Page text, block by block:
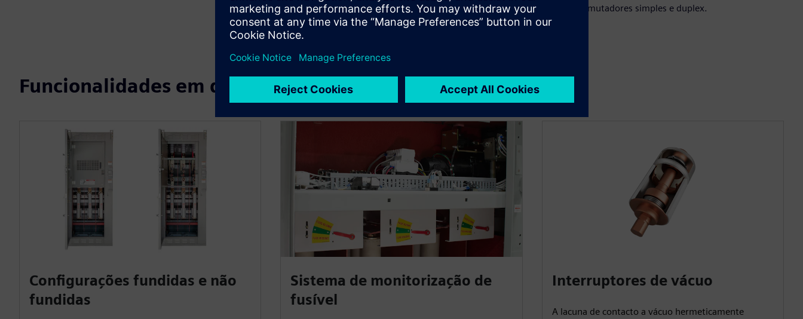
proteção confiável do disjuntor a vácuo.
tipos de comutadores simples e duplex.
Funcionalidades em destaque
Configurações fundidas e não
fundidas
Sistema de monitorização de
fusível
Interruptores de vácuo
A lacuna de contacto a vácuo hermeticamente